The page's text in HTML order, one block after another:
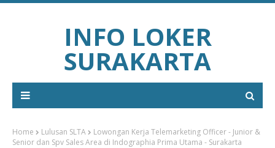
INFO LOKER
SURAKARTA
Home Lulusan SLTA
Lowongan Kerja Telemarketing Officer - Junior &
Senior dan Spv Sales Area di Indographia Prima Utama - Surakarta